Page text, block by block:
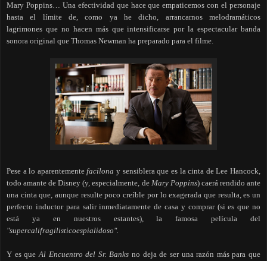
Mary Poppins… Una efectividad que hace que empaticemos con el personaje
hasta el límite de, como ya he dicho, arrancarnos melodramáticos
lagrimones que no hacen más que intensificarse porla espectacular banda
sonora original que Thomas Newman ha preparado para el filme.
Pese a lo aparentementefacilona y sensiblera que es la cinta de Lee Hancock,
todo amante de Disney (y, especialmente, de Mary Poppins) caerá rendido ante
una cinta que, aunque resulte poco creíble por lo exagerada que resulta, es un
perfecto inductor para salir inmediatamente de casa y comprar (si es que no
está ya en nuestros estantes), la famosa película del
"supercalifragilisticoespialidoso".
Y es queAl Encuentro del Sr. Banks no deja de ser una razón más para que